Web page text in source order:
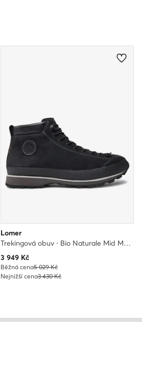
Lomer
Trekingová obuv · Bio Naturale Mid Mtx Suede 50085/A · Černá
Aktuální cena
3 949Kč
Běžná cena5 029 Kč
Nejnižší cena3 430 Kč